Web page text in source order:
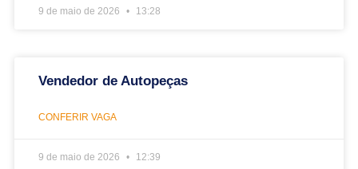
9 de maio de 2026 13:28
Vendedor de Autopeças
CONFERIR VAGA
9 de maio de 2026 12:39